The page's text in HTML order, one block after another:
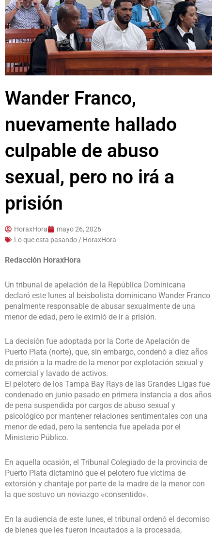
Wander Franco,
nuevamente hallado
culpable de abuso
sexual, pero no irá a
prisión
HoraxHora
mayo 26, 2026
Lo que esta pasando / HoraxHora
Redacción HoraxHora
Un tribunal de apelación de la República Dominicana
declaró este lunes al beisbolista dominicano Wander Franco
penalmente responsable de abusar sexualmente de una
menor de edad, pero le eximió de ir a prisión.
La decisión fue adoptada por la Corte de Apelación de
Puerto Plata (norte), que, sin embargo, condenó a diez años
de prisión a la madre de la menor por explotación sexual y
comercial y lavado de activos.
El pelotero de los Tampa Bay Rays de las Grandes Ligas fue
condenado en junio pasado en primera instancia a dos años
de pena suspendida por cargos de abuso sexual y
psicológico por mantener relaciones sentimentales con una
menor de edad, pero la sentencia fue apelada por el
Ministerio Público.
En aquella ocasión, el Tribunal Colegiado de la provincia de
Puerto Plata dictaminó que el pelotero fue víctima de
extorsión y chantaje por parte de la madre de la menor con
la que sostuvo un noviazgo «consentido».
En la audiencia de este lunes, el tribunal ordenó el decomiso
de bienes que les fueron incautados a la procesada,